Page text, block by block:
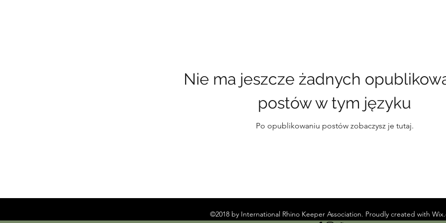
Nie ma jeszcze żadnych
postów w tym języku
Po opublikowaniu postów zobaczysz je tutaj.
©2018 by International Rhino Keeper Association. Proudly created with